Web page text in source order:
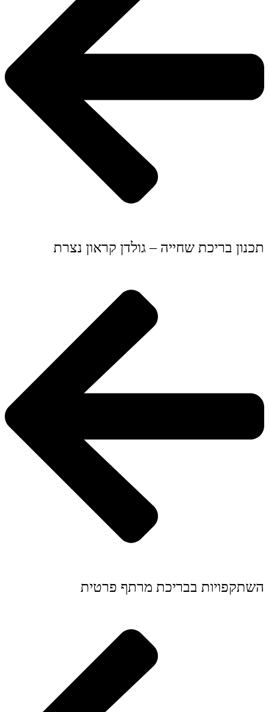
תכנון בריכת שחייה – גולדן קראון נצרת
השתקפויות בבריכת מרתף פרטית